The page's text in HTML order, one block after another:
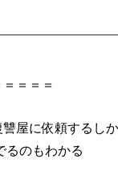
＝＝＝
屋に依頼するし
るのもわかる